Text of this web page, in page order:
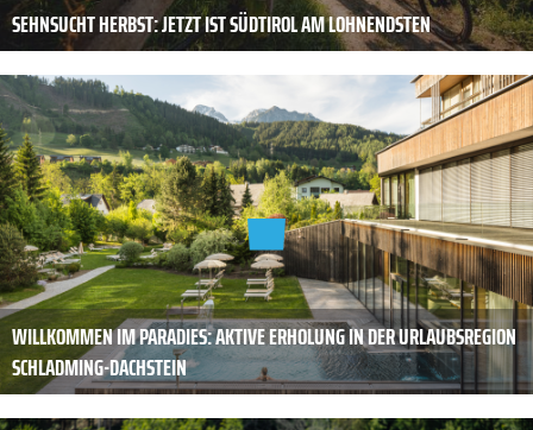
SEHNSUCHT HERBST: JETZT IST SÜDTIROL AM LOHNENDSTEN
WILLKOMMEN IM PARADIES: AKTIVE ERHOLUNG IN DER URLAUBSREGION
SCHLADMING-DACHSTEIN